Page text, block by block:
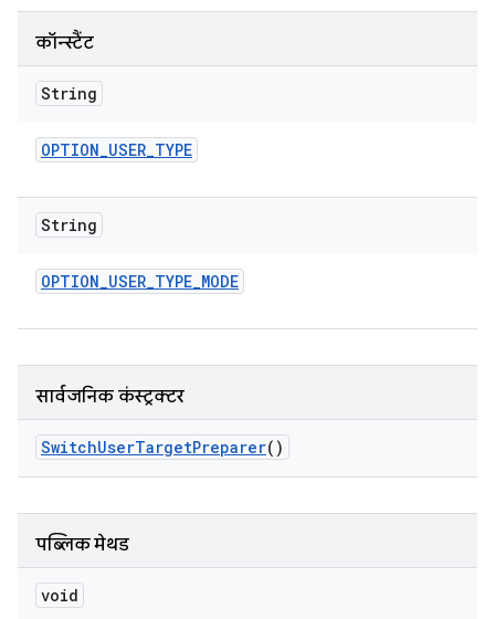
कॉन्स्टैंट
String
OPTION_USER_TYPE
String
OPTION_USER_TYPE_MODE
सार्वजनिक कंस्ट्रक्टर
SwitchUserTargetPreparer()
पब्लिक मेथड
void